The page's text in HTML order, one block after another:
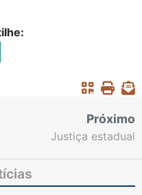
Próximo
Justiça estadual
consumo consciente no